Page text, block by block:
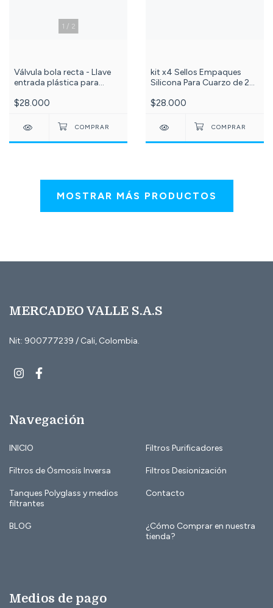
1 / 2
Válvula bola recta - Llave
entrada plástica para
acople rápido Q.F,
mang. C-206- DCC025A
$28.000
kit x4 Sellos Empaques
Silicona Para Cuarzo de 25,
Lampara Uv. C-356-
$28.000
MOSTRAR MÁS PRODUCTOS
MERCADEO VALLE S.A.S
Nit: 900777239 / Cali, Colombia.
Navegación
INICIO Filtros Purificadores
Filtros de Ósmosis Inversa Filtros Desionización
Tanques Polyglass y medios
filtrantes
Contacto
BLOG
¿Cómo Comprar en nuestra
tienda?
Medios de pago